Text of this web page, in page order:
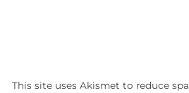
This site uses Akismet to reduce